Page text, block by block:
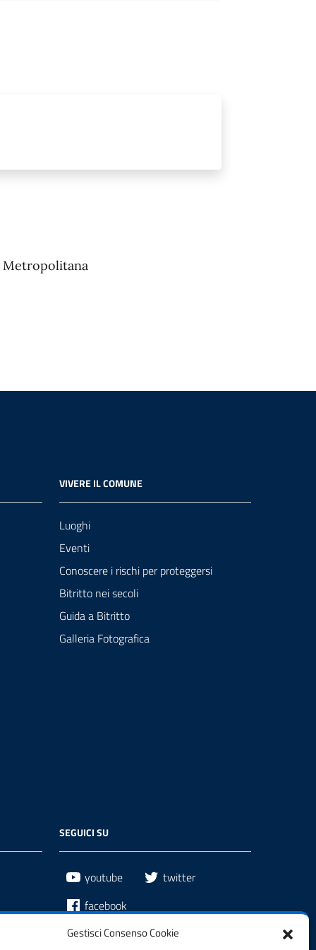
Gestisci Consenso Cookie
VIVERE IL COMUNE
Luoghi
Eventi
Conoscere i rischi per proteggersi
Bitritto nei secoli
Guida a Bitritto
Galleria Fotografica
SEGUICI SU
youtube
twitter
facebook